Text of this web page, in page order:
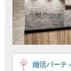
《年収700万円
婚活パーテ